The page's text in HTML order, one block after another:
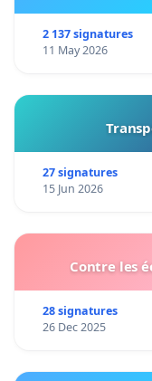
2 137 signatures
11 May 2026
27 signatures
15 Jun 2026
Contre les
28 signatures
26 Dec 2025